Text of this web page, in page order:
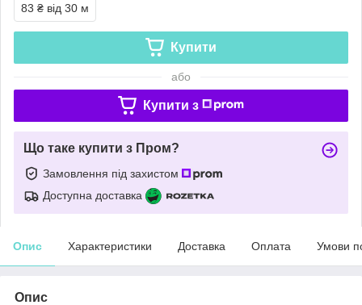
83 ₴ від 30 м
Купити
або
Купити з
Що таке купити з Пром?
Замовлення під захистом
Доступна доставка
Опис Характеристики Доставка Оплата Умови
Опис